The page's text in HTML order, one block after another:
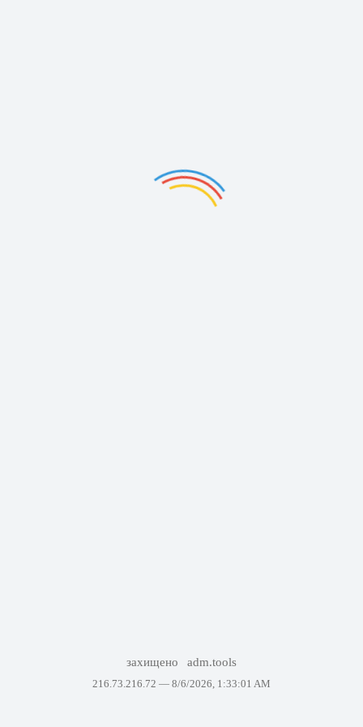
захищено adm.tools
216.73.216.72 — 8/6/2026, 1:33:01 AM